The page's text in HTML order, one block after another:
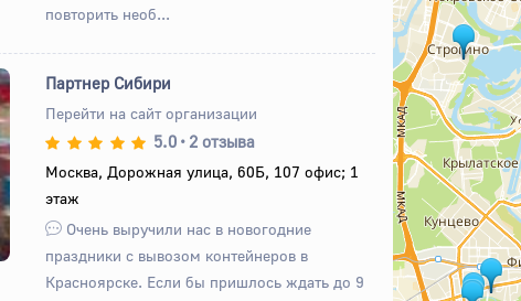
повторить необ...
Вперед
Партнер Сибири
Перейти на сайт организации
5.0 • 2 отзыва
Москва, Дорожная улица, 60Б, 107 офис; 1
этаж
Очень выручили нас в новогодние
праздники с вывозом контейнеров в
Красноярске. Если бы пришлось ждать до 9